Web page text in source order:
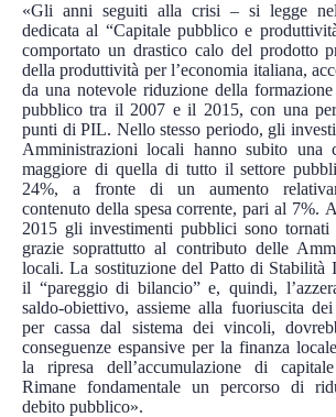
«Gli anni seguiti alla crisi – si legge
dedicata al “Capitale pubblico e
comportato un drastico calo del prodotto
della produttività per l’economia italiana,
da una notevole riduzione della
pubblico tra il 2007 e il 2015, con una
punti di PIL. Nello stesso periodo, gli
Amministrazioni locali hanno subito una
maggiore di quella di tutto il settore
24%, a fronte di un aumento
contenuto della spesa corrente, pari al 7%.
2015 gli investimenti pubblici sono tornati
grazie soprattutto al contributo delle
locali. La sostituzione del Patto di Stabilità
il “pareggio di bilancio” e, quindi,
saldo-obiettivo, assieme alla fuoriuscita dei
per cassa dal sistema dei vincoli,
conseguenze espansive per la finanza
la ripresa dell’accumulazione di
Rimane fondamentale un percorso di
debito pubblico».